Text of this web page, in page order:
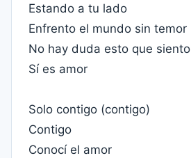
Estando a tu lado
Enfrento el mundo sin temor
No hay duda esto que siento
Sí es amor
Solo contigo (contigo)
Contigo
Conocí el amor